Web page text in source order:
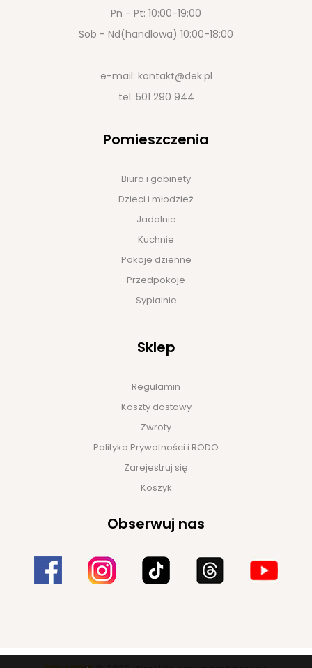
Pn - Pt: 10:00-19:00
Sob - Nd(handlowa) 10:00-18:00
e-mail: kontakt@dek.pl
tel. 501 290 944
Pomieszczenia
Biura i gabinety
Dzieci i młodzież
Jadalnie
Kuchnie
Pokoje dzienne
Przedpokoje
Sypialnie
Sklep
Regulamin
Koszty dostawy
Zwroty
Polityka Prywatności i RODO
Zarejestruj się
Koszyk
Obserwuj nas